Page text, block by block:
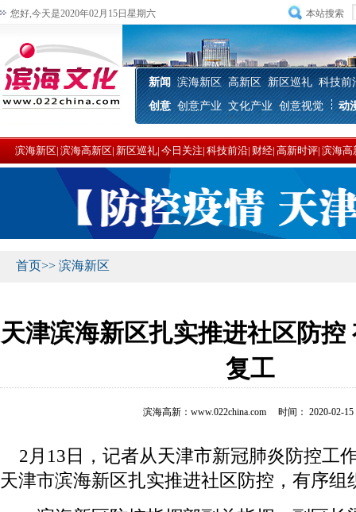
您好,今天是2020年02月15日星期六 本站搜索
新闻 滨海新区 高新区 新区巡礼 科技前
创意 创意产业 文化产业 创意视觉 动
滨海新区| 滨海高新区| 新区巡礼| 今日关注| 科技前沿| 财经| 高新时评| 滨海高
首页>> 滨海新区
天津滨海新区扎实推进社区防控
复工
滨海高新：www.022china.com 时间： 2020-02-15
2月13日，记者从天津市新冠肺炎防控工
天津市滨海新区扎实推进社区防控，有序组